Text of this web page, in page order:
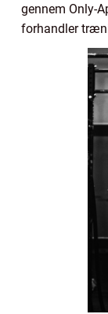
gennem Only-
forhandler